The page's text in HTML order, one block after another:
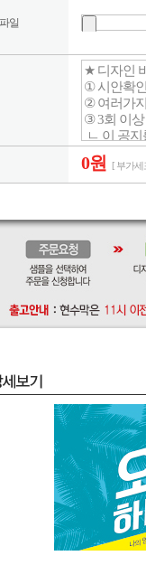
일
0원 [ 부가세